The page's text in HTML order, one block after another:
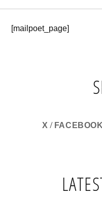
[mailpoet_page]
X / FACEBOOK